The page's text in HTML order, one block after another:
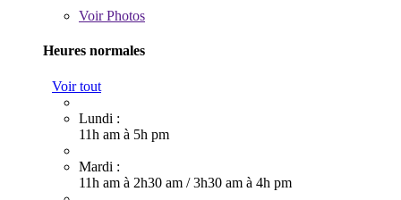
VoirPhotos
Heures normales
Voir tout
Lundi :
11h am à 5h pm
Mardi :
11h am à 2h30 am /3h30 am à 4h pm